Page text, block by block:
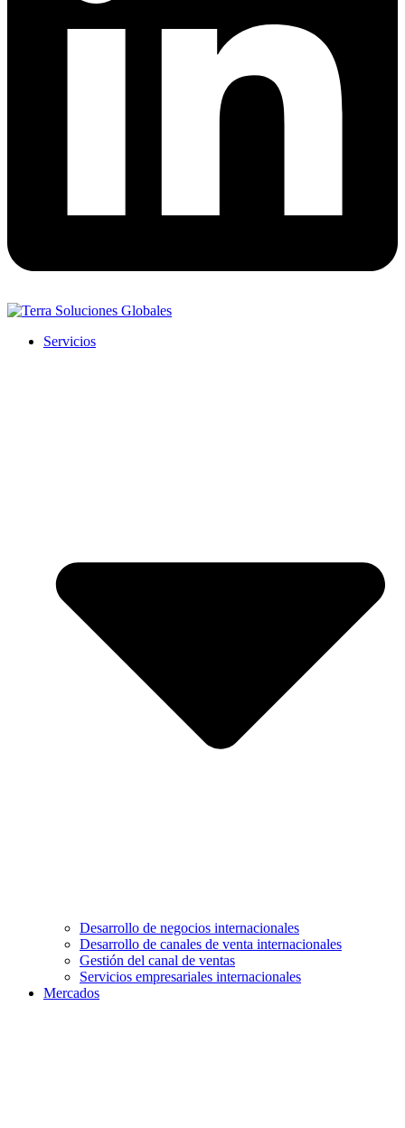
Servicios
Desarrollo de negocios internacionales
Desarrollo de canales de venta internacionales
Gestión del canal de ventas
Servicios empresariales internacionales
Mercados